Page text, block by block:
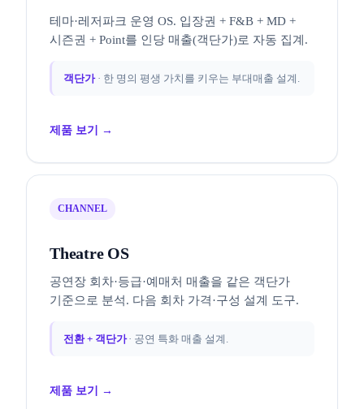
테마·레저파크 운영 OS. 입장권 + F&B + MD +
시즌권 + Point를 인당 매출(객단가)로 자동 집계.
객단가· 한 명의 평생 가치를 키우는 부대매출 설계.
제품 보기 →
CHANNEL
Theatre OS
공연장 회차·등급·예매처 매출을 같은 객단가
기준으로 분석. 다음 회차 가격·구성 설계 도구.
전환 + 객단가· 공연 특화 매출 설계.
제품 보기 →